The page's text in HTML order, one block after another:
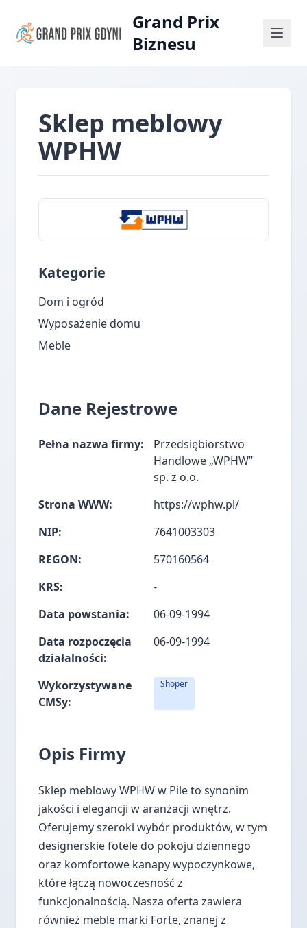
Grand Prix
Biznesu
Sklep meblowy
WPHW
Kategorie
Dom i ogród
Wyposażenie domu
Meble
Dane Rejestrowe
Pełna nazwa firmy:
Przedsiębiorstwo
Handlowe „WPHW”
sp. z o.o.
Strona WWW:
https://wphw.pl/
NIP:
7641003303
REGON:
570160564
KRS:
-
Data powstania:
06-09-1994
Data rozpoczęcia
działalności:
06-09-1994
Wykorzystywane
CMSy:
Shoper
Opis Firmy
Sklep meblowy WPHW w Pile to synonim
jakości i elegancji w aranżacji wnętrz.
Oferujemy szeroki wybór produktów, w tym
designerskie fotele do pokoju dziennego
oraz komfortowe kanapy wypoczynkowe,
które łączą nowoczesność z
funkcjonalnością. Nasza oferta zawiera
również meble marki Forte, znanej z